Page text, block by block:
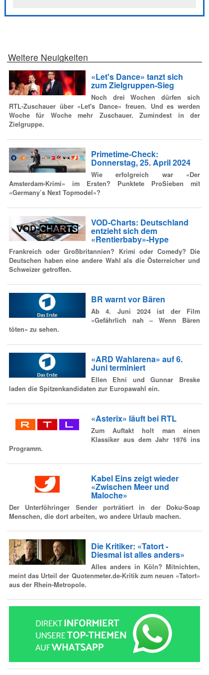
Weitere Neuigkeiten
«Let's Dance» tanzt sich
zum Zielgruppen-Sieg
Noch drei Wochen dürfen sich
RTL-Zuschauer über «Let's Dance» freuen. Und es werden
Woche für Woche mehr Zuschauer. Zumindest in der
Zielgruppe.
Primetime-Check:
Donnerstag, 25. April 2024
Wie erfolgreich war «Der
Amsterdam-Krimi» im Ersten? Punktete ProSieben mit
«Germany’s Next Topmodel»?
VOD-Charts: Deutschland
entzieht sich dem
«Rentierbaby»-Hype
Frankreich oder Großbritannien? Krimi oder Comedy? Die
Deutschen haben eine andere Wahl als die Österreicher und
Schweizer getroffen.
BR warnt vor Bären
Ab 4. Juni 2024 ist der Film
«Gefährlich nah – Wenn Bären
töten» zu sehen.
«ARD Wahlarena» auf 6.
Juni terminiert
Ellen Ehni und Gunnar Breske
laden die Spitzenkandidaten zur Europawahl ein.
«Asterix» läuft bei RTL
Zum Auftakt holt man einen
Klassiker aus dem Jahr 1976 ins
Programm.
Kabel Eins zeigt wieder
«Zwischen Meer und
Maloche»
Der Unterföhringer Sender porträtiert in der Doku-Soap
Menschen, die dort arbeiten, wo andere Urlaub machen.
Die Kritiker: «Tatort -
Diesmal ist alles anders»
Alles anders in Köln? Mitnichten,
meint das Urteil der Quotenmeter.de-Kritik zum neuen «Tatort»
aus der Rhein-Metropole.